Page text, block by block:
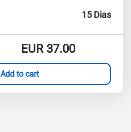
15 Dias
EUR37.00
Add to cart